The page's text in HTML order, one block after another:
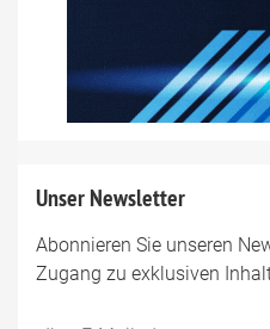
Unser Newsletter
Abonnieren Sie unseren
Zugang zu exklusiven